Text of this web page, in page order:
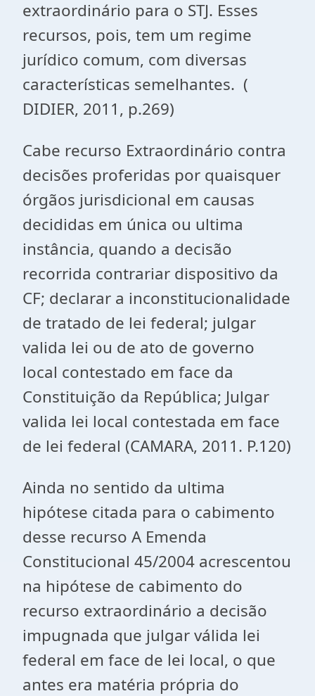
extraordinário para o STJ. Esses
recursos, pois, tem um regime
jurídico comum, com diversas
características semelhantes. (
DIDIER, 2011, p.269)
Cabe recurso Extraordinário contra
decisões proferidas por quaisquer
órgãos jurisdicional em causas
decididas em única ou ultima
instância, quando a decisão
recorrida contrariar dispositivo da
CF; declarar a inconstitucionalidade
de tratado de lei federal; julgar
valida lei ou de ato de governo
local contestado em face da
Constituição da República; Julgar
valida lei local contestada em face
de lei federal (CAMARA, 2011. P.120)
Ainda no sentido da ultima
hipótese citada para o cabimento
desse recurso A Emenda
Constitucional 45/2004 acrescentou
na hipótese de cabimento do
recurso extraordinário a decisão
impugnada que julgar válida lei
federal em face de lei local, o que
antes era matéria própria do